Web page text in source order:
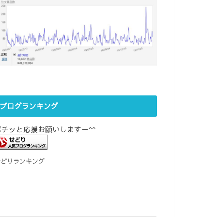
ブログランキング
ッと応援お願いしますー^^
りランキング